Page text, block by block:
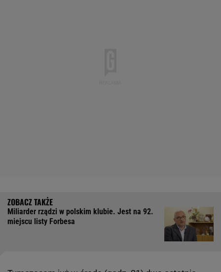
Miliarder rządzi w polskim klubie. Jest na 92.
miejscu listy Forbesa